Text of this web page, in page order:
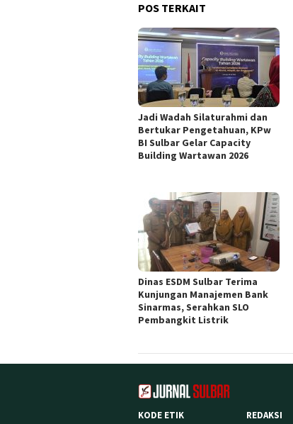
POS TERKAIT
Jadi Wadah Silaturahmi dan
Bertukar Pengetahuan, KPw
BI Sulbar Gelar Capacity
Building Wartawan 2026
Dinas ESDM Sulbar Terima
Kunjungan Manajemen Bank
Sinarmas, Serahkan SLO
Pembangkit Listrik
KODE ETIK REDAKSI